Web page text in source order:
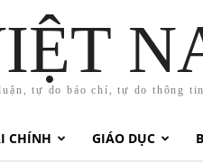
tự do báo chí, tự do thông
CHÍNH GIÁO DỤC